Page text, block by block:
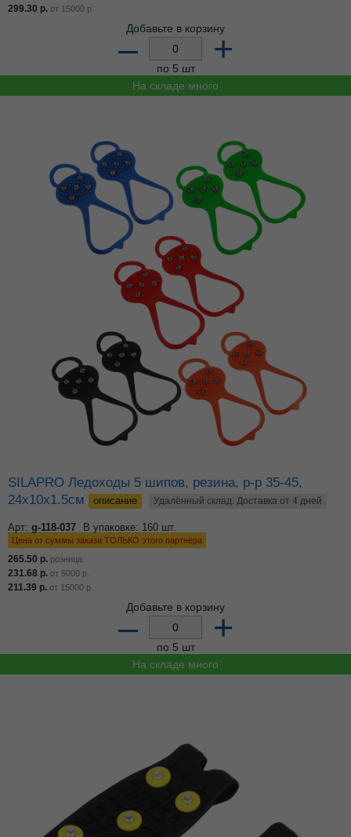
299.30 р. от 15000 р.
Добавьте в корзину
– +
по 5 шт
На складе много
SILAPRO Ледоходы 5 шипов, резина, р-р 35-45,
24х10х1.5см
описание Удалённый склад. Доставка от 4 дней
Арт: g-118-037 В упаковке: 160 шт.
Цена от суммы заказа ТОЛЬКО этого партнёра
265.50 р. розница
231.68 р. от 5000 р.
211.39 р. от 15000 р.
Добавьте в корзину
– +
по 5 шт
На складе много